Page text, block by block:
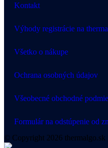
Kontakt
Výhody registrácie na
Všetko o nákupe
Ochrana osobných údajov
Všeobecné obchodné
Formulár na odstúpenie od
© Copyright 2026 thermalgo.sk